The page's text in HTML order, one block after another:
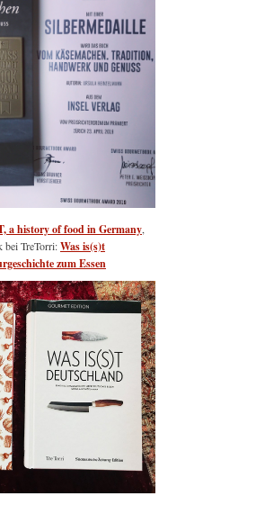
a history of food in Germany
bei TreTorri:Was is(s)t
zum Essen